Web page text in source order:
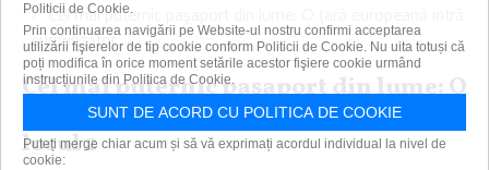
Cel mai puternic paşaport din lume: O ţară europeană intră
surprinzător...
Cel mai puternic paşaport din lume: O
ţară europeană intră surprinzător pe
locul 2
Politicii de Cookie.
Prin continuarea navigării pe Website-ul nostru confirmi acceptarea
utilizării fişierelor de tip cookie conform Politicii de Cookie. Nu uita totuși că
poți modifica în orice moment setările acestor fişiere cookie urmând
instrucțiunile din Politica de Cookie.
SUNT DE ACORD CU POLITICA DE COOKIE
Puteți merge chiar acum și să vă exprimați acordul individual la nivel de
cookie: